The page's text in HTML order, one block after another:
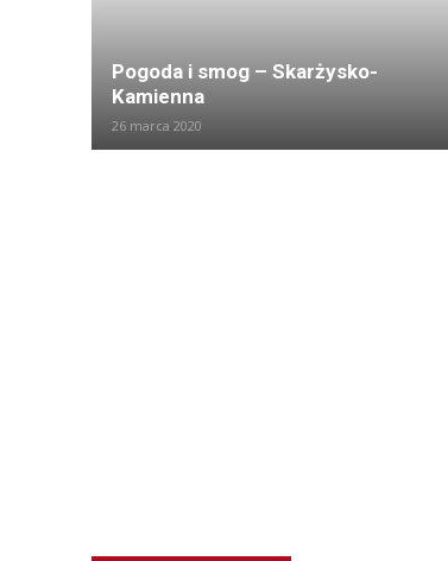
Pogoda i smog – Skarżysko-
Kamienna
26 marca 2020